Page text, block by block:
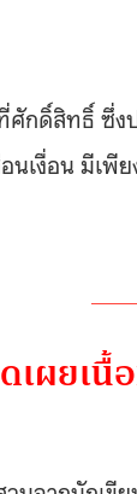
ศักดิ์สิทธิ์ ซึ่
งื่อน มีเพีย
เผยเ